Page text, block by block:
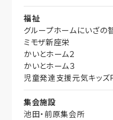
福祉
グループホームにいざの
ミモザ新座栄
かいとホーム２
かいとホーム３
児童発達支援元気キッズＰ
集会施設
池田・前原集会所